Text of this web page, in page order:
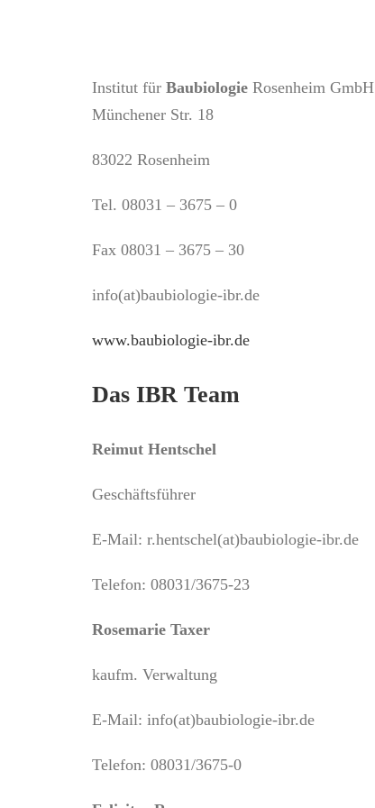
Institut für Baubiologie Rosenheim GmbH
Münchener Str. 18
83022 Rosenheim
Tel. 08031 – 3675 – 0
Fax 08031 – 3675 – 30
info(at)baubiologie-ibr.de
www.baubiologie-ibr.de
Das IBR Team
Reimut Hentschel
Geschäftsführer
E-Mail: r.hentschel(at)baubiologie-ibr.de
Telefon: 08031/3675-23
Rosemarie Taxer
kaufm. Verwaltung
E-Mail: info(at)baubiologie-ibr.de
Telefon: 08031/3675-0